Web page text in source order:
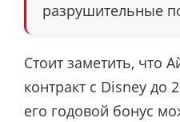
разрушительные
Стоит заметить, что
контракт с Disney до
его годовой бонус